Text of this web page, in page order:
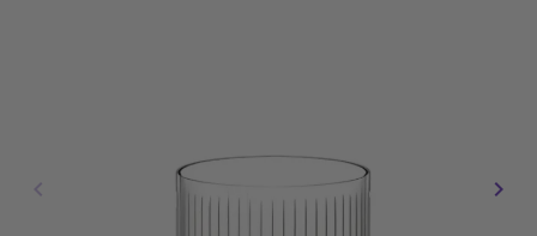
Precedente
keyboard_arrow_left keyboard_arrow_right